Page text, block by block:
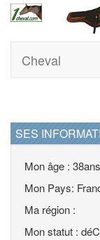
Cheval
SES
Mon âge : 38ans
Mon Pays:
Ma région :
Mon statut :